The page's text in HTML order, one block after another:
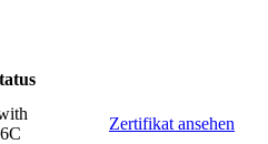
Zertifikat ansehen